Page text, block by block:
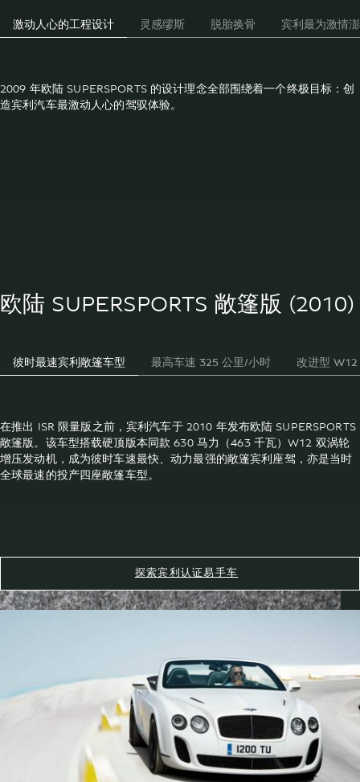
激动人心的工程设计 灵感缪斯 脱胎换骨 宾利最为激情
2009 年欧陆 SUPERSPORTS 的设计理念全部围绕着一个终极目标：创
造宾利汽车最激动人心的驾驭体验。
欧陆 SUPERSPORTS 敞篷版 (2010)
彼时最速宾利敞篷车型 最高车速 325 公里/小时 改进型 W12
在推出 ISR 限量版之前，宾利汽车于 2010 年发布欧陆 SUPERSPORTS
敞篷版。该车型搭载硬顶版本同款 630 马力（463 千瓦）W12 双涡轮
增压发动机，成为彼时车速最快、动力最强的敞篷宾利座驾，亦是当时
全球最速的投产四座敞篷车型。
探索宾利认证易手车